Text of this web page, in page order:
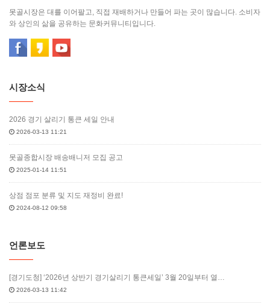
못골시장은 대를 이어팔고, 직접 재배하거나 만들어 파는 곳이 많습니다. 소비자
와 상인의 삶을 공유하는 문화커뮤니티입니다.
시장소식
2026 경기 살리기 통큰 세일 안내
2026-03-13 11:21
못골종합시장 배송배니저 모집 공고
2025-01-14 11:51
상점 점포 분류 및 지도 재정비 완료!
2024-08-12 09:58
언론보도
[경기도청] ‘2026년 상반기 경기살리기 통큰세일’ 3월 20일부터 열…
2026-03-13 11:42